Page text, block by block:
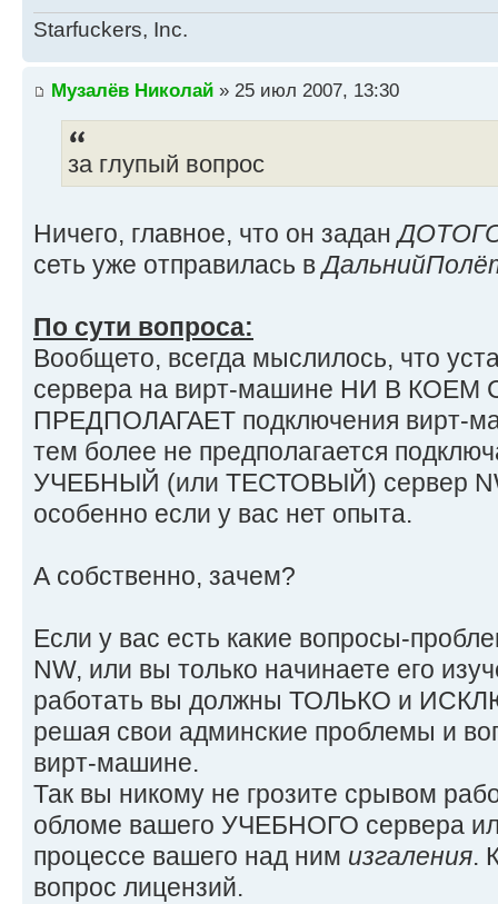
Starfuckers, Inc.
Музалёв Николай » 25 июл 2007, 13:30
за глупый вопрос
Ничего, главное, что он задан
сеть уже отправилась в
По сути вопроса:
Вообщето, всегда мыслилось, что
сервера на вирт-машине НИ В КОЕМ
ПРЕДПОЛАГАЕТ подключения вирт-
тем более не предполагается
УЧЕБНЫЙ (или ТЕСТОВЫЙ) сервер
особенно если у вас нет опыта.
А собственно, зачем?
Если у вас есть какие вопросы-
NW, или вы только начинаете его
работать вы должны ТОЛЬКО и
решая свои админские проблемы и
вирт-машине.
Так вы никому не грозите срывом
обломе вашего УЧЕБНОГО сервера
процессе вашего над ним изгаления.
вопрос лицензий.